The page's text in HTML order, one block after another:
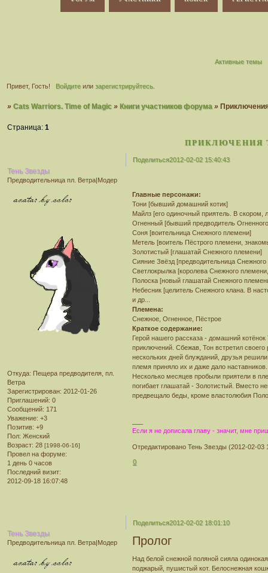
Активные темы
Привет, Гость! Войдитеили зарегистрируйтесь.
»Cats Warriors. Time of Magic »Книги участников форума »
ПРИКЛЮЧЕНИЯ
Страница:1
Поделиться2012-02-02 15:40:43
Тень Звезды
Предводительница пл. Ветра|Модер
Откуда: Пещера предводителя, пл.
Ветра
Зарегистрирован: 2012-01-26
Приглашений: 0
Сообщений: 171
Уважение: +3
Позитив: +9
Пол: Женский
Возраст: 28 [1998-06-16]
Провел на форуме:
1 день 0 часов
Последний визит:
2012-09-18 16:07:48
Главные персонажи:
Тони [бывший домашний котик]
Майлз [его одиночный приятель. В скором,
Огненный [бывший предводитель
Соня [воительница Снежного племени]
Метель [воитель Пёстрого племени,
Золотистый [глашатай Снежного племени]
Сияние Звёзд [предводительница
Светлокрылка [королева Снежного
Полоска [новый глашатай Снежного
Небесник [целитель Снежного клана. В
и др...
Племена:
Снежное, Огненное, Пёстрое
Краткое содержание:
Герой нашего рассказа - домашний
приключений. Сбежав, Тон встретил
нескольких дней блужданий, друзья
племя приняло их и даже дало
Несколько месяцев пробыли приятели в
погибает глашатай - Золотистый. Вместо
предвещало беды, кроме властолюбия
Если я не дописала главу - значит, мне
Отредактировано Тень Звезды (2012-02-03
0
Поделиться2012-02-02 18:01:10
Тень Звезды
Предводительница пл. Ветра|Модер Пролог
Над белой снежной поляной сияла
поджарый, пушистый кот. Белоснежная